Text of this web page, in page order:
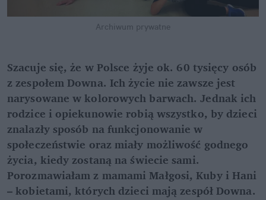
Archiwum prywatne
Szacuje się, że w Polsce żyje ok. 60 tysięcy osób
z zespołem Downa. Ich życie nie zawsze jest
narysowane w kolorowych barwach. Jednak ich
rodzice i opiekunowie robią wszystko, by dzieci
znalazły sposób na funkcjonowanie w
społeczeństwie oraz miały możliwość godnego
życia, kiedy zostaną na świecie sami.
Porozmawiałam z mamami Małgosi, Kuby i Hani
– kobietami, których dzieci mają zespół Downa.